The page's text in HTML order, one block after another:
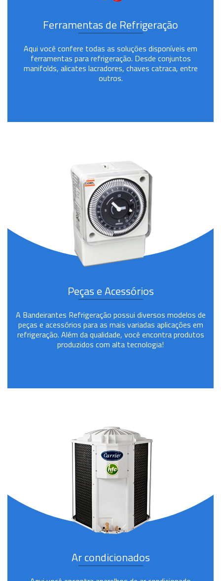
Ferramentas de Refrigeração
Aqui você confere todas as soluções disponíveis em
ferramentas para refrigeração. Desde conjuntos
manifolds, alicates lacradores, chaves catraca, entre
outros.
Peças e Acessórios
A Bandeirantes Refrigeração possui diversos modelos de
peças e acessórios para as mais variadas aplicações em
refrigeração. Além da qualidade, você encontra produtos
produzidos com alta tecnologia!
Ar condicionados